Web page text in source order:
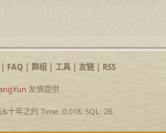
FAQ| 群组| 工具| 友链| RSS
友情提供
&十年之约Time: 0.018, SQL: 26